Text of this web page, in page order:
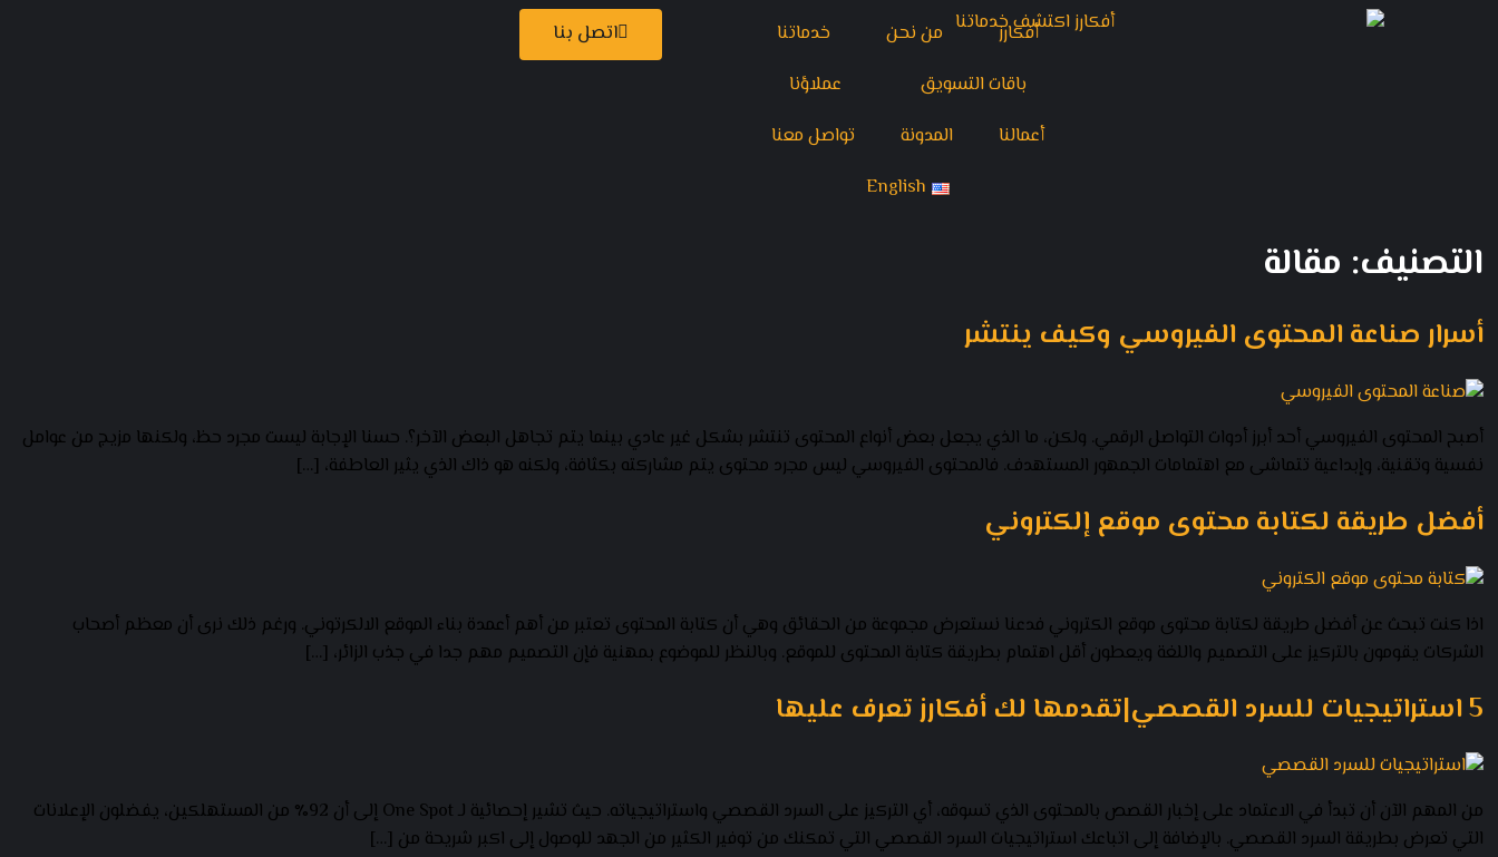
أفكارز من نحن
خدماتنا
باقات التسويق
عملاؤنا
أعمالنا
المدونة
تواصل معنا
English
اتصل بنا
التصنيف: مقالة
أسرار صناعة المحتوى الفيروسي وكيف ينتشر
أصبح المحتوى الفيروسي أحد أبرز أدوات التواصل الرقمي. ولكن، ما الذي يجعل بعض أنواع المحتوى تنتشر بشكل غير عادي بينما يتم تجاهل البعض الآخر؟. حسنا الإجابة ليست مجرد حظ، ولكنها مزيج من عوامل
نفسية وتقنية، وإبداعية تتماشى مع اهتمامات الجمهور المستهدف. فالمحتوى الفيروسي ليس مجرد محتوى يتم مشاركته بكثافة، ولكنه هو ذاك الذي يثير العاطفة، […]
أفضل طريقة لكتابة محتوى موقع إلكتروني
اذا كنت تبحث عن أفضل طريقة لكتابة محتوى موقع الكتروني فدعنا نستعرض مجموعة من الحقائق وهي أن كتابة المحتوى تعتبر من أهم أعمدة بناء الموقع الالكرتوني. ورغم ذلك نرى أن معظم أصحاب
الشركات يقومون بالتركيز على التصميم واللغة ويعطون أقل اهتمام بطريقة كتابة المحتوى للموقع. وبالنظر للموضوع بمهنية فإن التصميم مهم جدا في جذب الزائر، […]
5 استراتيجيات للسرد القصصي|تقدمها لك أفكارز تعرف عليها
من المهم الآن أن تبدأ في الاعتماد على إخبار القصص بالمحتوى الذي تسوقه، أي التركيز على السرد القصصي واستراتيجياته. حيث تشير إحصائية لـ One Spot إلى أن 92٪ من المستهلكين، يفضلون الإعلانات
التي تعرض بطريقة السرد القصصي. بالإضافة إلى اتباعك استراتيجيات السرد القصصي التي تمكنك من توفير الكثير من الجهد للوصول إلى اكبر شريحة من […]